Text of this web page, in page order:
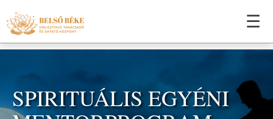
☰
SPIRITUÁLIS EGYÉNI